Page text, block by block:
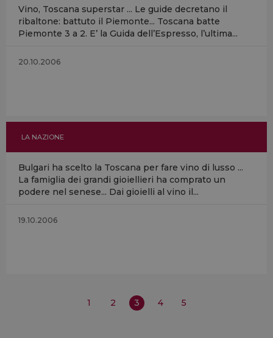
Vino, Toscana superstar ... Le guide decretano il
ribaltone: battuto il Piemonte... Toscana batte
Piemonte 3 a 2. E’ la Guida dell’Espresso, l’ultima...
20.10.2006
LA NAZIONE
Bulgari ha scelto la Toscana per fare vino di lusso ...
La famiglia dei grandi gioiellieri ha comprato un
podere nel senese... Dai gioielli al vino il...
19.10.2006
1 2 3 4 5